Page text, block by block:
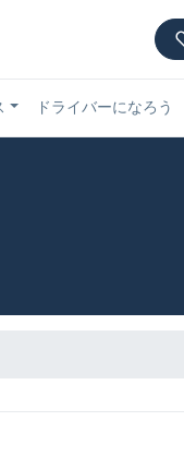
ドライバーになろう